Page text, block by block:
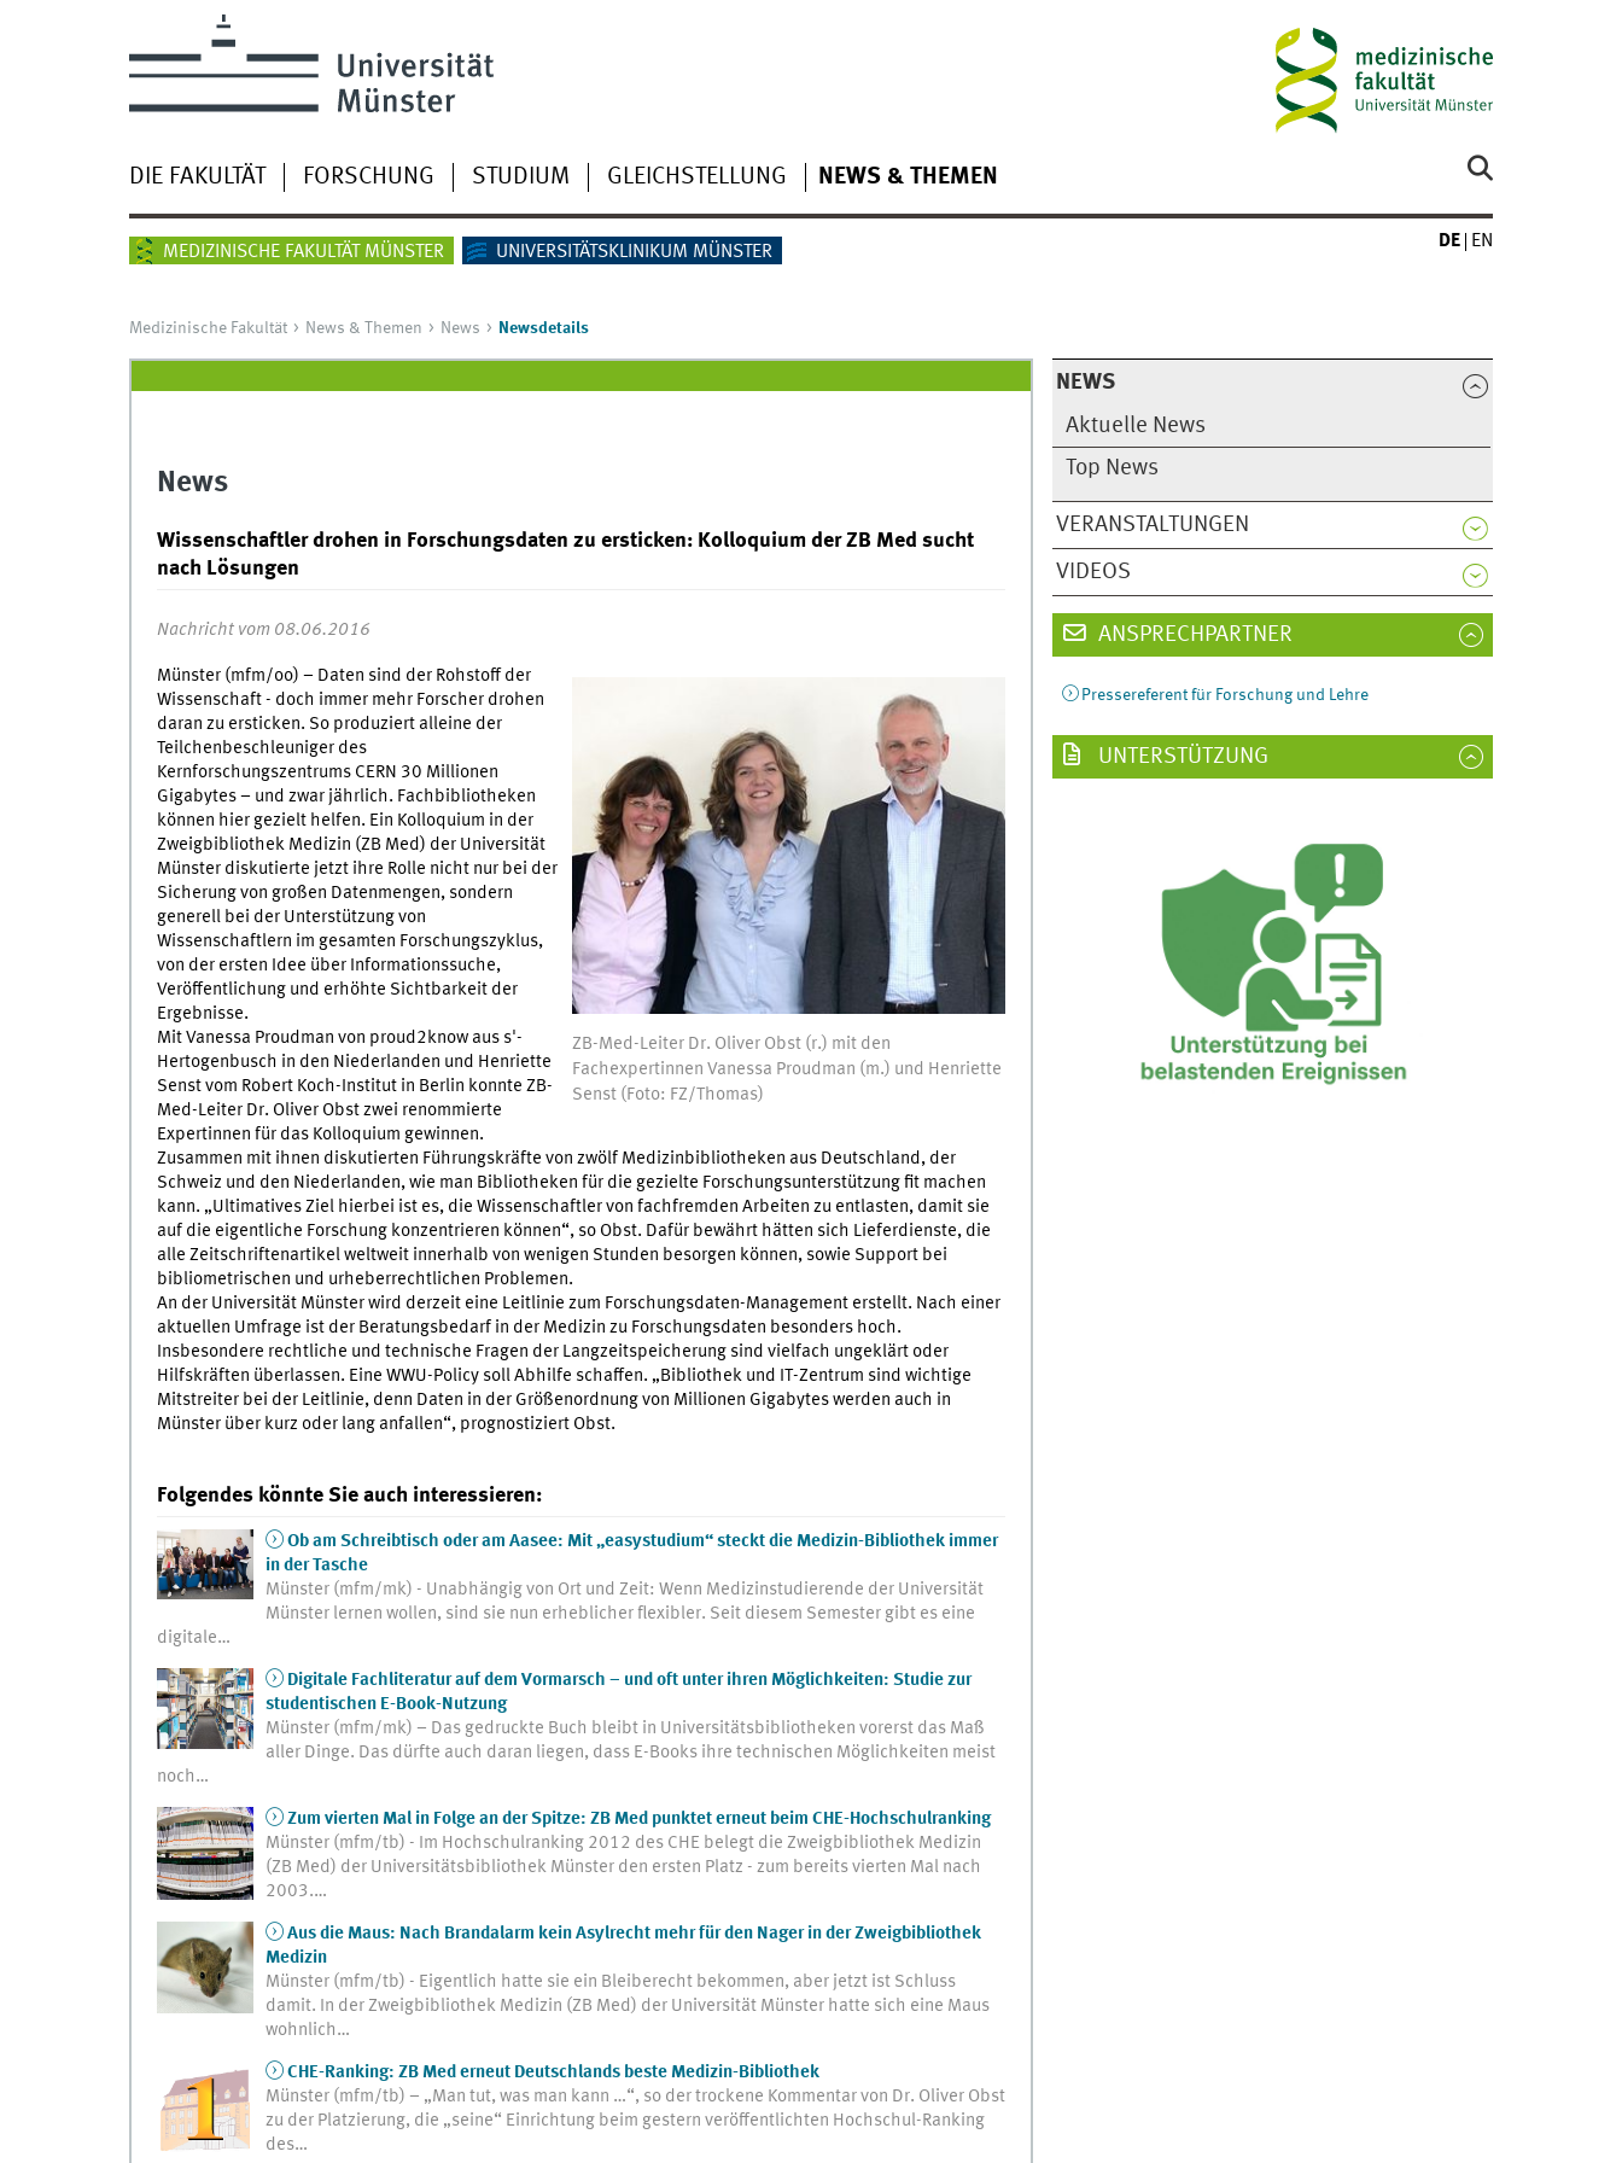
DIE FAKULTÄT FORSCHUNG STUDIUM GLEICHSTELLUNG NEWS & THEMEN
MEDIZINISCHE FAKULTÄT MÜNSTER UNIVERSITÄTSKLINIKUM MÜNSTER
DE EN
Medizinische Fakultät News & Themen News Newsdetails
NEWS
Aktuelle News
Top News
VERANSTALTUNGEN
VIDEOS
News
Wissenschaftler drohen in Forschungsdaten zu ersticken: Kolloquium der ZB Med sucht
nach Lösungen
Nachricht vom 08.06.2016
ZB-Med-Leiter Dr. Oliver Obst (r.) mit den
Fachexpertinnen Vanessa Proudman (m.) und Henriette
Senst (Foto: FZ/Thomas)
Münster (mfm/oo) – Daten sind der Rohstoff der
Wissenschaft - doch immer mehr Forscher drohen
daran zu ersticken. So produziert alleine der
Teilchenbeschleuniger des
Kernforschungszentrums CERN 30 Millionen
Gigabytes – und zwar jährlich. Fachbibliotheken
können hier gezielt helfen. Ein Kolloquium in der
Zweigbibliothek Medizin (ZB Med) der Universität
Münster diskutierte jetzt ihre Rolle nicht nur bei der
Sicherung von großen Datenmengen, sondern
generell bei der Unterstützung von
Wissenschaftlern im gesamten Forschungszyklus,
von der ersten Idee über Informationssuche,
Veröffentlichung und erhöhte Sichtbarkeit der
Ergebnisse.
Mit Vanessa Proudman von proud2know aus s'-
Hertogenbusch in den Niederlanden und Henriette
Senst vom Robert Koch-Institut in Berlin konnte ZB-
Med-Leiter Dr. Oliver Obst zwei renommierte
Expertinnen für das Kolloquium gewinnen.
Zusammen mit ihnen diskutierten Führungskräfte von zwölf Medizinbibliotheken aus Deutschland, der
Schweiz und den Niederlanden, wie man Bibliotheken für die gezielte Forschungsunterstützung fit machen
kann. „Ultimatives Ziel hierbei ist es, die Wissenschaftler von fachfremden Arbeiten zu entlasten, damit sie
auf die eigentliche Forschung konzentrieren können“, so Obst. Dafür bewährt hätten sich Lieferdienste, die
alle Zeitschriftenartikel weltweit innerhalb von wenigen Stunden besorgen können, sowie Support bei
bibliometrischen und urheberrechtlichen Problemen.
An der Universität Münster wird derzeit eine Leitlinie zum Forschungsdaten-Management erstellt. Nach einer
aktuellen Umfrage ist der Beratungsbedarf in der Medizin zu Forschungsdaten besonders hoch.
Insbesondere rechtliche und technische Fragen der Langzeitspeicherung sind vielfach ungeklärt oder
Hilfskräften überlassen. Eine WWU-Policy soll Abhilfe schaffen. „Bibliothek und IT-Zentrum sind wichtige
Mitstreiter bei der Leitlinie, denn Daten in der Größenordnung von Millionen Gigabytes werden auch in
Münster über kurz oder lang anfallen“, prognostiziert Obst.
Folgendes könnte Sie auch interessieren:
Ob am Schreibtisch oder am Aasee: Mit „easystudium“ steckt die Medizin-Bibliothek immer
in der Tasche
Münster (mfm/mk) - Unabhängig von Ort und Zeit: Wenn Medizinstudierende der Universität
Münster lernen wollen, sind sie nun erheblicher flexibler. Seit diesem Semester gibt es eine
digitale…
Digitale Fachliteratur auf dem Vormarsch – und oft unter ihren Möglichkeiten: Studie zur
studentischen E-Book-Nutzung
Münster (mfm/mk) – Das gedruckte Buch bleibt in Universitätsbibliotheken vorerst das Maß
aller Dinge. Das dürfte auch daran liegen, dass E-Books ihre technischen Möglichkeiten meist
noch…
Zum vierten Mal in Folge an der Spitze: ZB Med punktet erneut beim CHE-Hochschulranking
Münster (mfm/tb) - Im Hochschulranking 2012 des CHE belegt die Zweigbibliothek Medizin
(ZB Med) der Universitätsbibliothek Münster den ersten Platz - zum bereits vierten Mal nach
2003.…
Aus die Maus: Nach Brandalarm kein Asylrecht mehr für den Nager in der Zweigbibliothek
Medizin
Münster (mfm/tb) - Eigentlich hatte sie ein Bleiberecht bekommen, aber jetzt ist Schluss
damit. In der Zweigbibliothek Medizin (ZB Med) der Universität Münster hatte sich eine Maus
wohnlich…
CHE-Ranking: ZB Med erneut Deutschlands beste Medizin-Bibliothek
Münster (mfm/tb) – „Man tut, was man kann …“, so der trockene Kommentar von Dr. Oliver Obst
zu der Platzierung, die „seine“ Einrichtung beim gestern veröffentlichten Hochschul-Ranking
des…
ANSPRECHPARTNER
Pressereferent für Forschung und Lehre
UNTERSTÜTZUNG